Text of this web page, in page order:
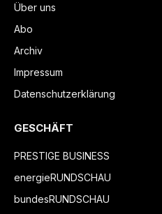
Über uns
Abo
Archiv
Impressum
Datenschutzerklärung
GESCHÄFT
PRESTIGE BUSINESS
energieRUNDSCHAU
bundesRUNDSCHAU